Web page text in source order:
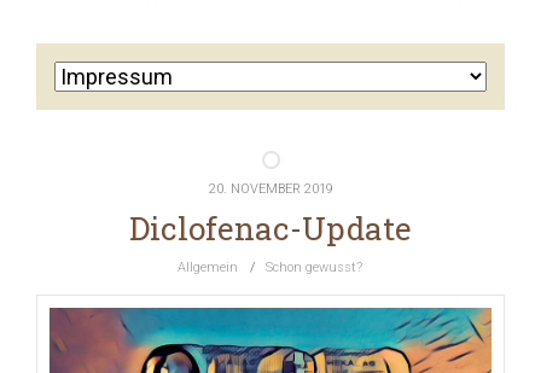
20. NOVEMBER 2019
Diclofenac-Update
Allgemein / Schon gewusst?